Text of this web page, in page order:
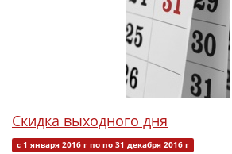
Скидка выходного дня
с 1 января 2016 г по по 31 декабря 2016 г